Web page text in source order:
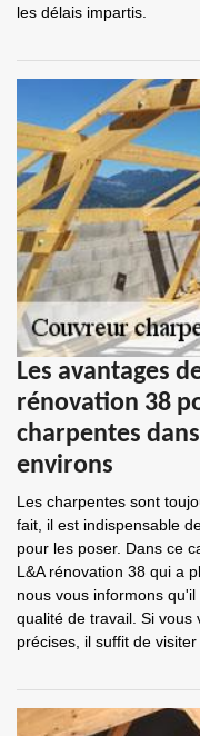
les délais impartis.
Les avantages
rénovation 38
charpentes
environs
Les charpentes sont
fait, il est indispensable
pour les poser. Dans ce
L&A rénovation 38 qui a
nous vous informons
qualité de travail. Si vous
précises, il suffit de visiter